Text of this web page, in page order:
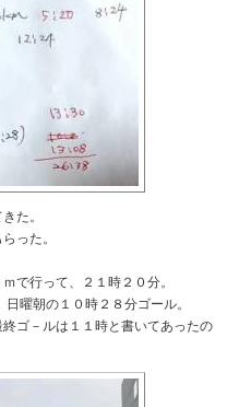
た。
った。
で行って、２１時２０分。
曜朝の１０時２８分ゴール。
ゴ－ルは１１時と書いてあったの